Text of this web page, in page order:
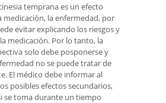
temprana es un efecto
medicación, la enfermedad, por
evitar explicando los riesgos y
medicación. Por lo tanto, la
solo debe posponerse y
no se puede tratar de
El médico debe informar al
posibles efectos secundarios,
se toma durante un tiempo